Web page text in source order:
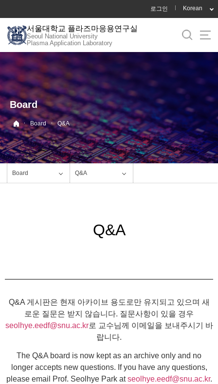
로
메
뉴
로그인 Korean
서울대학교 플라즈마응용연구실
Seoul National University
Plasma Application Laboratory
Board
· Board · Q&A
Board Q&A
Q&A
Q&A 게시판은 현재 아카이브 용도로만 유지되고 있으며 새
로운 질문은 받지 않습니다. 질문사항이 있을 경우
seolhye.eedf@snu.ac.kr로 교수님께 이메일을 보내주시기 바
랍니다.
The Q&A board is now kept as an archive only and no
longer accepts new questions. If you have any questions,
please email Prof. Seolhye Park atseolhye.eedf@snu.ac.kr.